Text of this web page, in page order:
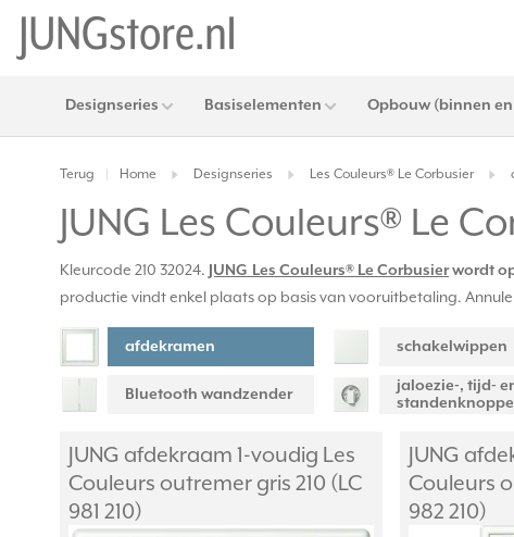
Designseries Basiselementen Opbouw (binnen
Terug Home Designseries Les Couleurs® Le Corbusier
JUNG Les Couleurs® Le
Kleurcode 210 32024. JUNG Les Couleurs® Le Corbusierwordt
productie vindt enkel plaats op basis van vooruitbetaling.
afdekramen schakelwippen
Bluetooth wandzender
jaloezie-, tijd-
JUNG afdekraam 1-voudig Les
Couleurs outremer gris 210 (LC
981 210)
JUNG
Couleurs
982 210)